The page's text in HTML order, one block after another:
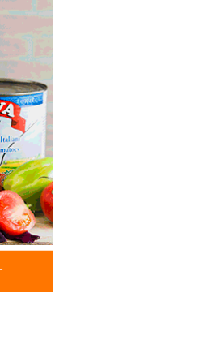
84
83